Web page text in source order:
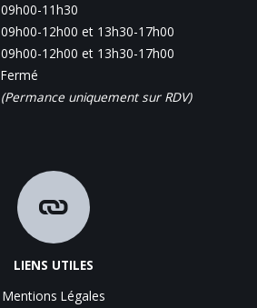
09h00-11h30
09h00-12h00 et 13h30-17h00
09h00-12h00 et 13h30-17h00
Fermé
(Permance uniquement sur RDV)
LIENS UTILES
Mentions Légales